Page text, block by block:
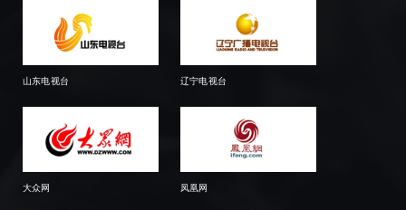
山东电视台 辽宁电视台
大众网 凤凰网